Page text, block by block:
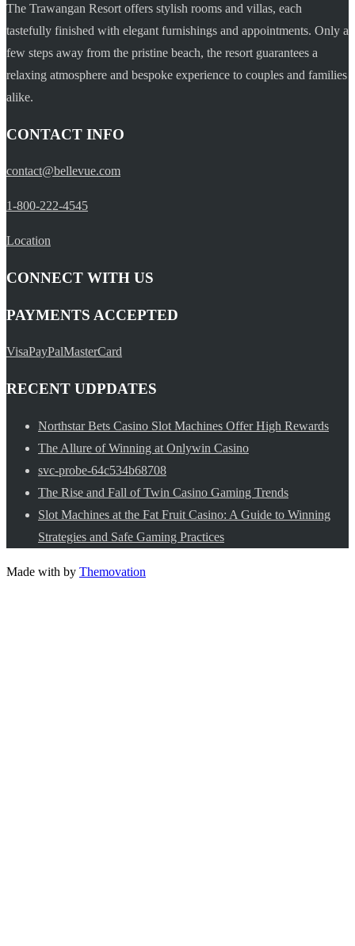
The Trawangan Resort offers stylish rooms and villas, each
tastefully finished with elegant furnishings and appointments. Only a
few steps away from the pristine beach, the resort guarantees a
relaxing atmosphere and bespoke experience to couples and families
alike.
CONTACT INFO
contact@bellevue.com
1-800-222-4545
Location
CONNECT WITH US
PAYMENTS ACCEPTED
VisaPayPalMasterCard
RECENT UDPDATES
Northstar Bets Casino Slot Machines Offer High Rewards
The Allure of Winning at Onlywin Casino
svc-probe-64c534b68708
The Rise and Fall of Twin Casino Gaming Trends
Slot Machines at the Fat Fruit Casino: A Guide to Winning
Strategies and Safe Gaming Practices
Made with by Themovation